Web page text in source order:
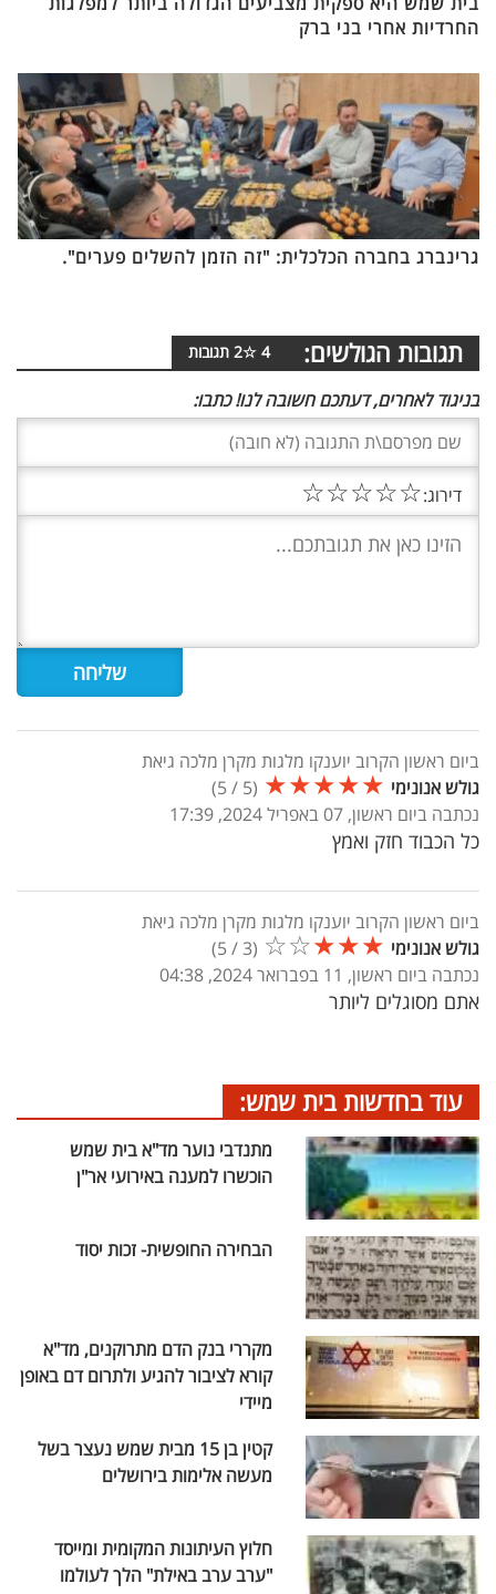
החרדיות אחרי בני ברק
גרינברג בחברה הכלכלית: "זה הזמן להשלים פערים".
תגובות הגולשים: 4
☆
2 תגובות
בניגוד לאחרים, דעתכם חשובה לנו! כתבו:
דירוג:☆
☆
☆
☆
☆
ביום ראשון הקרוב יוענקו מלגות מקרן מלכה גיאת
גולש אנונימי ★
★
★
★
★
(
5
/
5
)
נכתבה ביום ראשון, 07 באפריל 2024, 17:39
כל הכבוד חזק ואמץ
ביום ראשון הקרוב יוענקו מלגות מקרן מלכה גיאת
גולש אנונימי ★
★
★
☆
☆
(
3
/
5
)
נכתבה ביום ראשון, 11 בפברואר 2024, 04:38
אתם מסוגלים ליותר
עוד בחדשות בית שמש:
מתנדבי נוער מד"א בית שמש
הוכשרו למענה באירועי אר"ן
הבחירה החופשית- זכות יסוד
מקררי בנק הדם מתרוקנים, מד"א
קורא לציבור להגיע ולתרום דם באופן
מיידי
קטין בן 15 מבית שמש נעצר בשל
מעשה אלימות בירושלים
חלוץ העיתונות המקומית ומייסד
"ערב ערב באילת" הלך לעולמו